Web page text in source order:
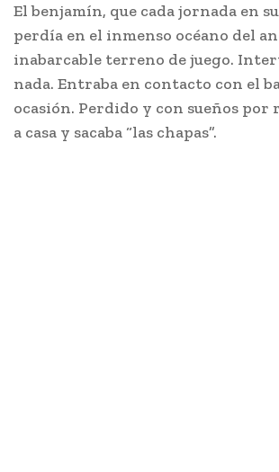
El benjamín, que cada jornada en
perdía en el inmenso océano del
inabarcable terreno de juego.
nada. Entraba en contacto con el
ocasión. Perdido y con sueños por
a casa y sacaba “las chapas”.